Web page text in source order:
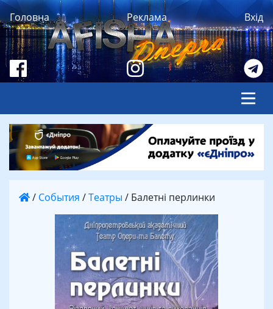
Головна Реклама Вхід
/ События /Театры / Балетні перлинки